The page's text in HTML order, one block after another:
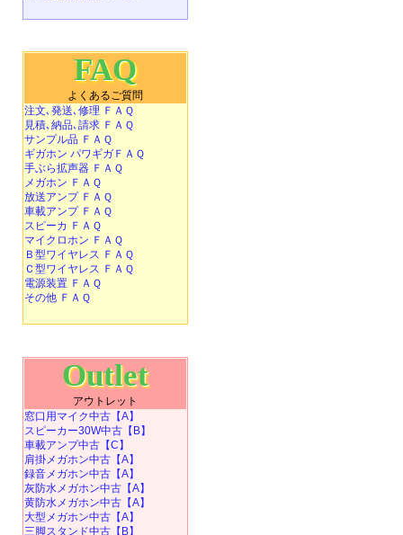
FAQ
よくあるご質問
注文､発送､修理 ＦＡＱ
見積､納品､請求 ＦＡＱ
サンプル品 ＦＡＱ
ギガホン パワギガＦＡＱ
手ぶら拡声器 ＦＡＱ
メガホン ＦＡＱ
放送アンプ ＦＡＱ
車載アンプ ＦＡＱ
スピーカ ＦＡＱ
マイクロホン ＦＡＱ
Ｂ型ワイヤレス ＦＡＱ
Ｃ型ワイヤレス ＦＡＱ
電源装置 ＦＡＱ
その他 ＦＡＱ
Outlet
アウトレット
窓口用マイク中古【A】
スピーカー30W中古【B】
車載アンプ中古【C】
肩掛メガホン中古【A】
録音メガホン中古【A】
灰防水メガホン中古【A】
黄防水メガホン中古【A】
大型メガホン中古【A】
三脚スタンド中古【B】